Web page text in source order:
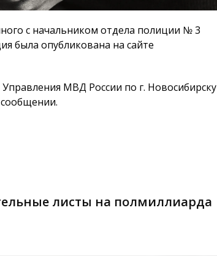
с начальником отдела полиции № 3
была опубликована на сайте
МВД России по г. Новосибирску
листы на полмиллиарда